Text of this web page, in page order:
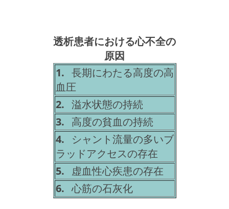
透析患者における心不全の
原因
1. 長期にわたる高度の高
血圧
2. 溢水状態の持続
3. 高度の貧血の持続
4. シャント流量の多いブ
ラッドアクセスの存在
5. 虚血性心疾患の存在
6. 心筋の石灰化